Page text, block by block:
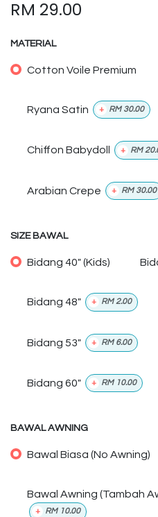
RM 29.00
MATERIAL
Cotton Voile Premium
Ryana Satin + RM 30.00
Chiffon Babydoll + RM
Arabian Crepe + RM 30.00
SIZE BAWAL
Bidang 40" (Kids)
Bidang 48" + RM2.00
Bidang 53" + RM 6.00
Bidang 60" + RM 10.00
BAWAL AWNING
Bawal Biasa (No Awning)
Bawal Awning (Tambah
+ RM 10.00